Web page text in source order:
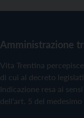
Amministrazione
Vita Trentina
di cui al decreto
Indicazione resa ai
dell'art. 5 del medesimo